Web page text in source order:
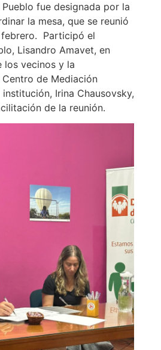
fue designada por la
la mesa, que se reunió
febrero. Participó el
Lisandro Amavet, en
los vecinos y la
de Mediación
Irina Chausovsky,
de la reunión.